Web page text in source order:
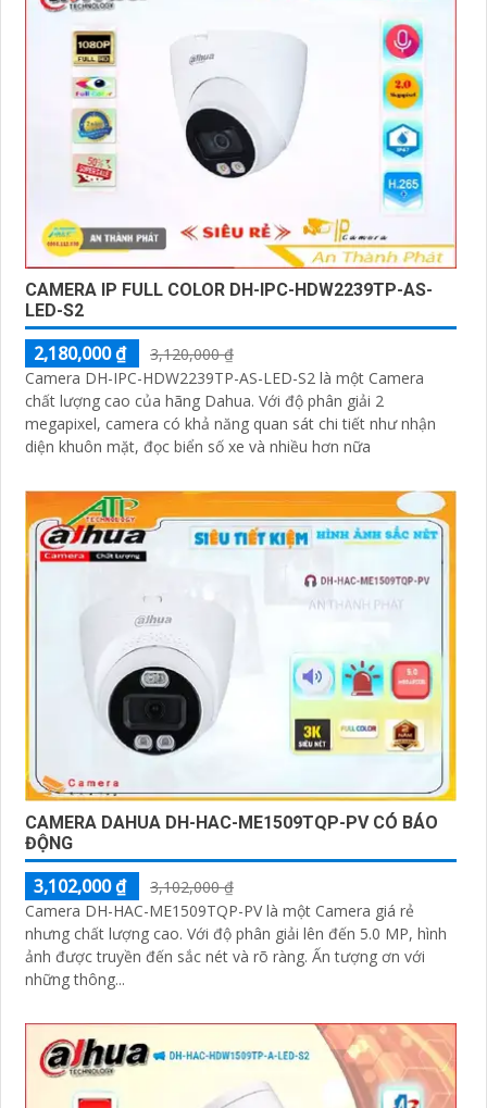
CAMERA IP FULL COLOR DH-IPC-HDW2239TP-AS-
LED-S2
2,180,000 ₫
3,120,000 ₫
Camera DH-IPC-HDW2239TP-AS-LED-S2 là một Camera
chất lượng cao của hãng Dahua. Với độ phân giải 2
megapixel, camera có khả năng quan sát chi tiết như nhận
diện khuôn mặt, đọc biển số xe và nhiều hơn nữa
CAMERA DAHUA DH-HAC-ME1509TQP-PV CÓ BÁO
ĐỘNG
3,102,000 ₫
3,102,000 ₫
Camera DH-HAC-ME1509TQP-PV là một Camera giá rẻ
nhưng chất lượng cao. Với độ phân giải lên đến 5.0 MP, hình
ảnh được truyền đến sắc nét và rõ ràng. Ấn tượng ơn với
những thông...